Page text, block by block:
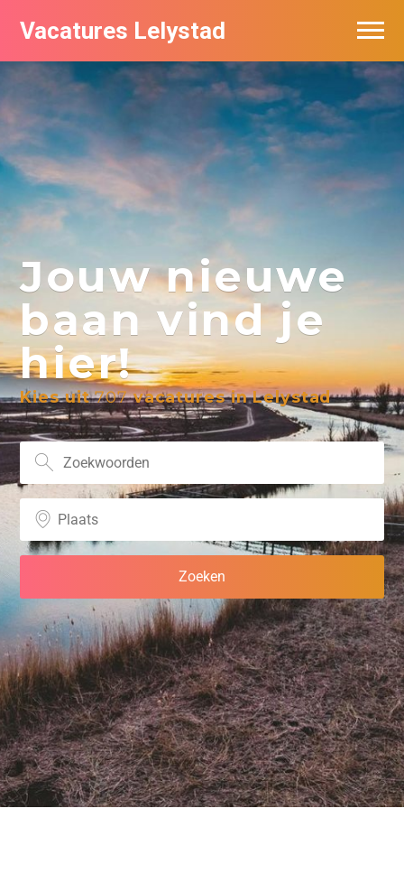
Vacatures Lelystad
Jouw nieuwe
baan vind je
hier!
Kies uit707vacatures in Lelystad
Vacatures per bedrijf in Lelystad
De populairste vacatures in Lelystad
Nieuwsbrief feed